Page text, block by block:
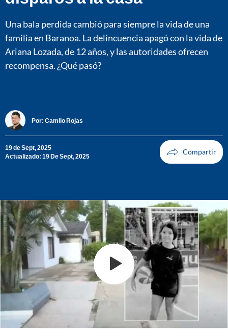
Una bala perdida cambió para siempre la vida de una
familia en Baranoa. La delincuencia apagó con la vida de
Ariana Lozada, de 12 años, y las autoridades ofrecen
recompensa. ¿Qué pasó?
Por: Camilo Rojas
19 de Sept, 2025
Actualizado: 19 De Sept, 2025